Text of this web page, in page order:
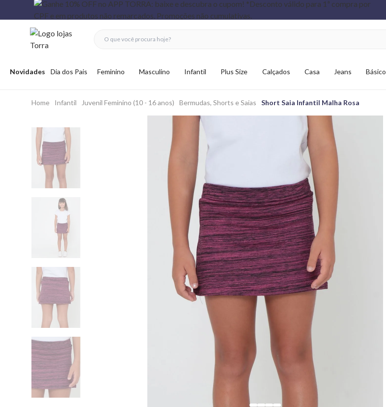
Abrir menu
Novidades Dia dos Pais Feminino Masculino Infantil Plus Size Calçados Casa Jeans
fechar menu
fechar menu
favoritos
Home Infantil Juvenil Feminino (10 - 16 anos) Bermudas, Shorts e Saias Short Saia Infantil Malha Rosa